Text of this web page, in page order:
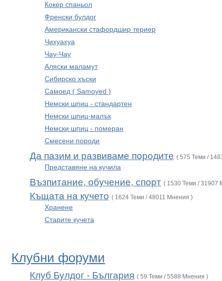
Кокер спаньол
Френски булдог
Американски стафордшир териер
Чихуахуа
Чау-Чау
Аляски маламут
Сибирско хъски
Самоед ( Samoyed )
Немски шпиц - стандартен
Немски шпиц-малък
Немски шпиц - померан
Смесени породи
Да пазим и развиваме породите ( 575 Теми /
Представяне на кучила
Възпитание, обучение, спорт ( 1530 Теми / 31907
Къщата на кучето ( 1624 Теми / 48011 Мнения )
Хранене
Старите кучета
Клубни форуми
Клуб Булдог - България ( 59 Теми / 5588 Мнения )